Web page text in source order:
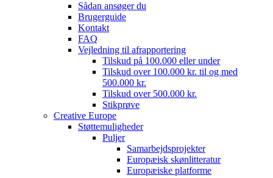
Sådan ansøger du
Brugerguide
Kontakt
FAQ
Vejledning til afrapportering
Tilskud på 100.000 eller under
Tilskud over 100.000 kr. til og med
500.000 kr.
Tilskud over 500.000 kr.
Stikprøve
Creative Europe
Støttemuligheder
Puljer
Samarbejdsprojekter
Europæisk skønlitteratur
Europæiske platforme